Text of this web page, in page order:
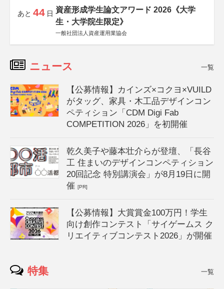
あと 44 日 資産形成学生論文アワード 2026《大学
生・大学院生限定》
一般社団法人資産運用業協会
ニュース 一覧
【公募情報】カインズ×コクヨ×VUILD
がタッグ、家具・木工品デザインコン
ペティション「CDM Digi Fab
COMPETITION 2026」を初開催
乾久美子や藤本壮介らが登壇、「長谷
工 住まいのデザインコンペティション
20回記念 特別講演会」が8月19日に開
催[PR]
【公募情報】大賞賞金100万円！学生
向け創作コンテスト「サイゲームス ク
リエイティブコンテスト2026」が開催
特集 一覧